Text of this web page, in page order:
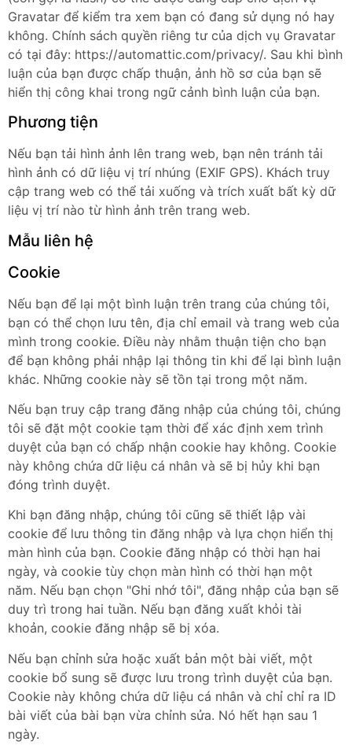
Gravatar để kiểm tra xem bạn có đang sử dụng nó hay
không. Chính sách quyền riêng tư của dịch vụ Gravatar
có tại đây: https://automattic.com/privacy/. Sau khi bình
luận của bạn được chấp thuận, ảnh hồ sơ của bạn sẽ
hiển thị công khai trong ngữ cảnh bình luận của bạn.
Phương tiện
Nếu bạn tải hình ảnh lên trang web, bạn nên tránh tải
hình ảnh có dữ liệu vị trí nhúng (EXIF GPS). Khách truy
cập trang web có thể tải xuống và trích xuất bất kỳ dữ
liệu vị trí nào từ hình ảnh trên trang web.
Mẫu liên hệ
Cookie
Nếu bạn để lại một bình luận trên trang của chúng tôi,
bạn có thể chọn lưu tên, địa chỉ email và trang web của
mình trong cookie. Điều này nhằm thuận tiện cho bạn
để bạn không phải nhập lại thông tin khi để lại bình luận
khác. Những cookie này sẽ tồn tại trong một năm.
Nếu bạn truy cập trang đăng nhập của chúng tôi, chúng
tôi sẽ đặt một cookie tạm thời để xác định xem trình
duyệt của bạn có chấp nhận cookie hay không. Cookie
này không chứa dữ liệu cá nhân và sẽ bị hủy khi bạn
đóng trình duyệt.
Khi bạn đăng nhập, chúng tôi cũng sẽ thiết lập vài
cookie để lưu thông tin đăng nhập và lựa chọn hiển thị
màn hình của bạn. Cookie đăng nhập có thời hạn hai
ngày, và cookie tùy chọn màn hình có thời hạn một
năm. Nếu bạn chọn "Ghi nhớ tôi", đăng nhập của bạn sẽ
duy trì trong hai tuần. Nếu bạn đăng xuất khỏi tài
khoản, cookie đăng nhập sẽ bị xóa.
Nếu bạn chỉnh sửa hoặc xuất bản một bài viết, một
cookie bổ sung sẽ được lưu trong trình duyệt của bạn.
Cookie này không chứa dữ liệu cá nhân và chỉ chỉ ra ID
bài viết của bài bạn vừa chỉnh sửa. Nó hết hạn sau 1
ngày.